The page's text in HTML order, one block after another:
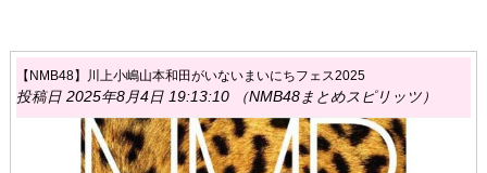
【NMB48】川上小嶋山本和田がいないまいにちフェス2025
投稿日 2025年8月4日 19:13:10 （NMB48まとめスピリッツ）